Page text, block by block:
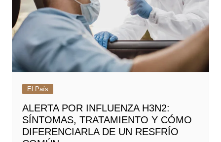
El País
ALERTA POR INFLUENZA H3N2:
SÍNTOMAS, TRATAMIENTO Y CÓMO
DIFERENCIARLA DE UN RESFRÍO